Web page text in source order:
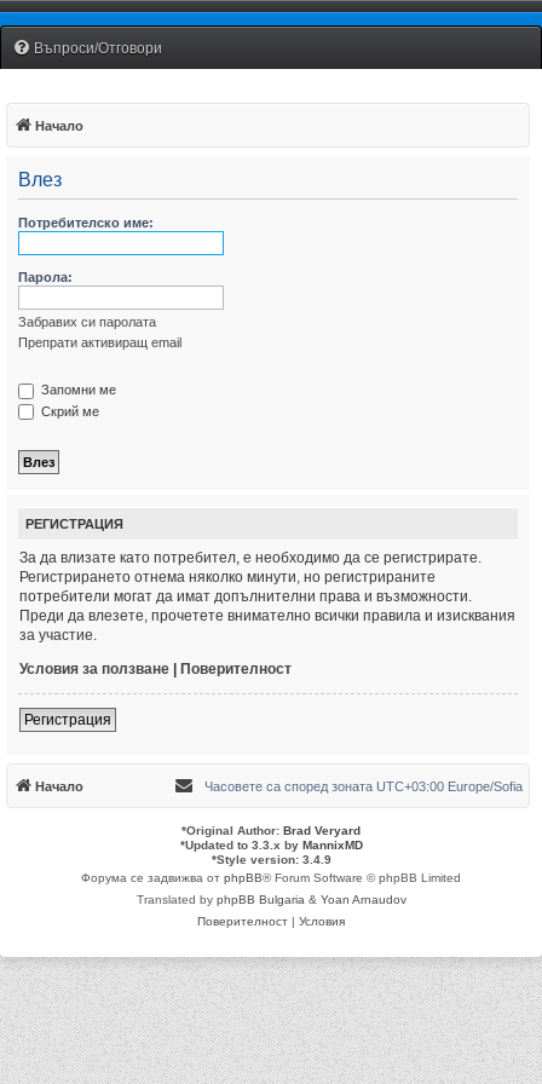
Fiat Uno Club Bulgaria
Въпроси/Отговори
Начало
Влез
Потребителско име:
Парола:
Забравих си паролата
Препрати активиращ email
Запомни ме
Скрий ме
РЕГИСТРАЦИЯ
За да влизате като потребител, е необходимо да се регистрирате.
Регистрирането отнема няколко минути, но регистрираните
потребители могат да имат допълнителни права и възможности.
Преди да влезете, прочетете внимателно всички правила и изисквания
за участие.
Условия за ползване | Поверителност
Регистрация
Начало Часовете са според зоната UTC+03:00 Europe/Sofia
*Original Author: Brad Veryard
*Updated to 3.3.x by MannixMD
*Style version: 3.4.9
Форума се задвижва от phpBB® Forum Software © phpBB Limited
Translated by phpBB Bulgaria & Yoan Arnaudov
Поверителност | Условия